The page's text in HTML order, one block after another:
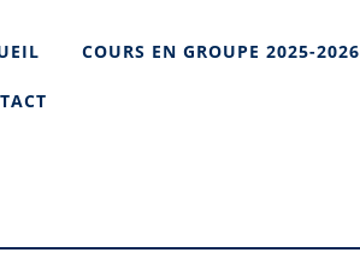
COURS EN GROUPE 2025-2026